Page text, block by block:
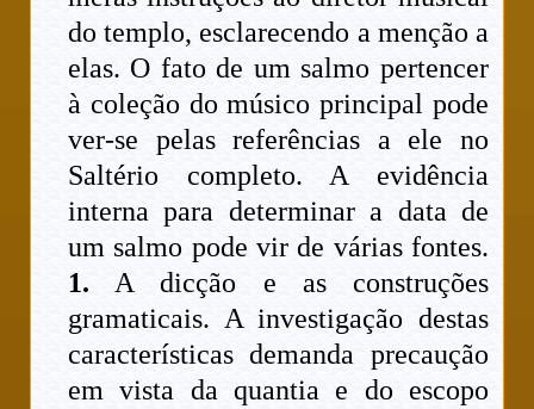
do templo, esclarecendo a menção a
elas. O fato de um salmo pertencer
à coleção do músico principal pode
ver-se pelas referências a ele no
Saltério completo. A evidência
interna para determinar a data de
um salmo pode vir de várias fontes.
1. A dicção e as construções
gramaticais. A investigação destas
características demanda precaução
em vista da quantia e do escopo